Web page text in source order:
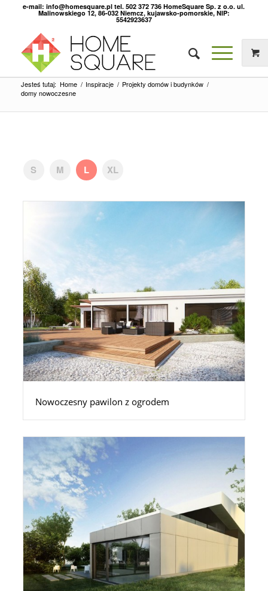
e-mail: info@homesquare.pl tel. 502 372 736 HomeSquare Sp. z o.o. ul.
Malinowskiego 12, 86-032 Niemcz, kujawsko-pomorskie, NIP:
5542923637
Jesteś tutaj: Home / Inspiracje / Projekty domów i budynków /
domy nowoczesne
S M L XL
Nowoczesny pawilon z ogrodem